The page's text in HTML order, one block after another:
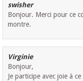
swisher
Bonjour. Merci pour ce
montre.
Virginie
Bonjour,
Je participe avec joie à